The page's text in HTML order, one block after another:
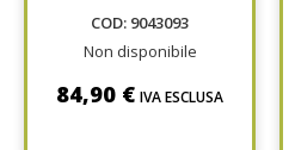
COD: 9043093
Non disponibile
84,90 € IVA ESCLUSA